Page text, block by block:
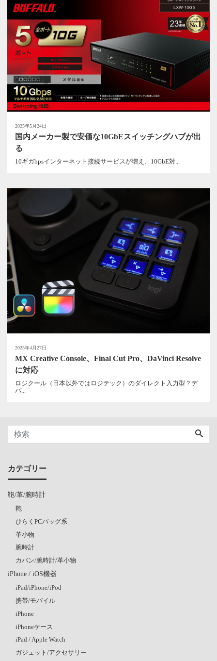
2025年5月24日
国内メーカー製で安価な10GbEスイッチングハブが出
る
10ギガbpsインターネット接続サービスが増え、10GbE対...
2025年4月27日
MX Creative Console、Final Cut Pro、DaVinci Resolve
に対応
ロジクール（日本以外ではロジテック）のダイレクト入力型？デ
バ...
カテゴリー
鞄/革/腕時計
鞄
ひらくPCバッグ系
革小物
腕時計
カバン/腕時計/革小物
iPhone / iOS機器
iPad/iPhone/iPod
携帯/モバイル
iPhone
iPhoneケース
iPad / Apple Watch
ガジェット/アクセサリー